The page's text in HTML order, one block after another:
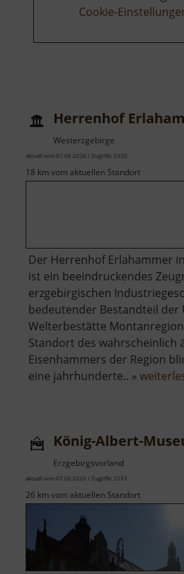
Cookie-
Herrenhof
Westerzgebirge
aktuell vom 07.06.2026 / Zugriffe: 2350
18 km vom aktuellen Standort
Der Herrenhof Erlahammer
ist ein beeindruckendes
erzgebirgischen
bedeutender Bestandteil der
Welterbestätte Montanregion
Standort des wahrscheinlich
Eisenhammers der Region
eine jahrhunderte.. »
König-Albert-
Erzgebirgsvorland
aktuell vom 07.06.2026 / Zugriffe: 2593
26 km vom aktuellen Standort